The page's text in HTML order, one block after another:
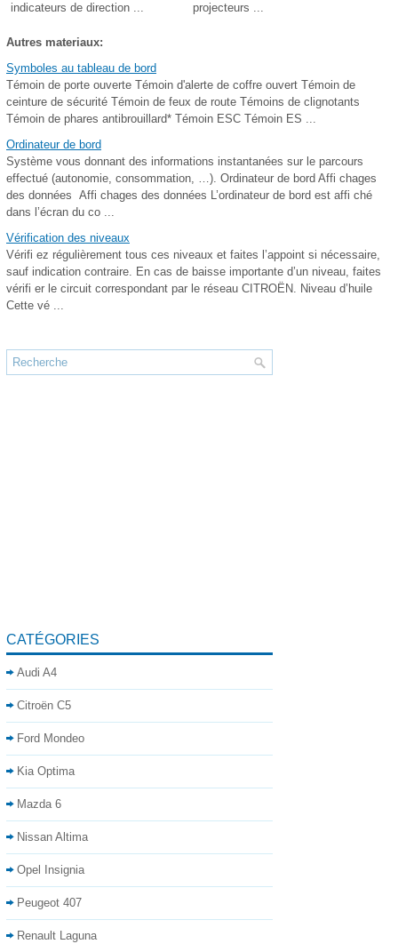
indicateurs de direction ...
projecteurs ...
Autres materiaux:
Symboles au tableau de bord
Témoin de porte ouverte Témoin d'alerte de coffre ouvert Témoin de
ceinture de sécurité Témoin de feux de route Témoins de clignotants
Témoin de phares antibrouillard* Témoin ESC Témoin ES ...
Ordinateur de bord
Système vous donnant des informations instantanées sur le parcours
effectué (autonomie, consommation, …). Ordinateur de bord Affi chages
des données Affi chages des données L’ordinateur de bord est affi ché
dans l’écran du co ...
Vérification des niveaux
Vérifi ez régulièrement tous ces niveaux et faites l’appoint si nécessaire,
sauf indication contraire. En cas de baisse importante d’un niveau, faites
vérifi er le circuit correspondant par le réseau CITROËN. Niveau d’huile
Cette vé ...
CATÉGORIES
Audi A4
Citroën C5
Ford Mondeo
Kia Optima
Mazda 6
Nissan Altima
Opel Insignia
Peugeot 407
Renault Laguna